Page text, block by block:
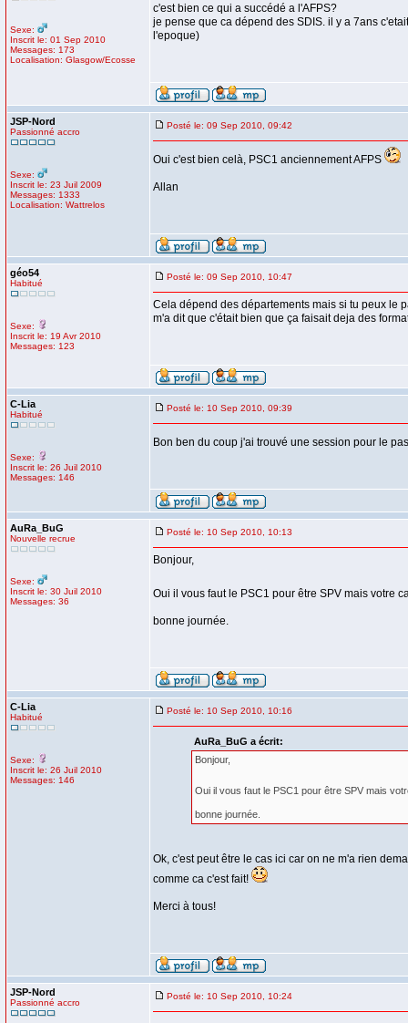
Sexe:
Inscrit le: 01 Sep 2010
Messages: 173
Localisation: Glasgow/Ecosse
c'est bien ce qui a succédé a l'AFPS?
je pense que ca dépend des SDIS. il y a 7ans
l'epoque)
JSP-Nord
Passionné accro
Sexe:
Inscrit le: 23 Juil 2009
Messages: 1333
Localisation: Wattrelos
Posté le: 09 Sep 2010, 09:42
Oui c'est bien celà, PSC1 anciennement AFPS
Allan
géo54
Habitué
Sexe:
Inscrit le: 19 Avr 2010
Messages: 123
Posté le: 09 Sep 2010, 10:47
Cela dépend des départements mais si tu peux le
m'a dit que c'était bien que ça faisait deja des
C-Lia
Habitué
Sexe:
Inscrit le: 26 Juil 2010
Messages: 146
Posté le: 10 Sep 2010, 09:39
Bon ben du coup j'ai trouvé une session pour le
AuRa_BuG
Nouvelle recrue
Sexe:
Inscrit le: 30 Juil 2010
Messages: 36
Posté le: 10 Sep 2010, 10:13
Bonjour,
Oui il vous faut le PSC1 pour être SPV mais votre
bonne journée.
C-Lia
Habitué
Sexe:
Inscrit le: 26 Juil 2010
Messages: 146
Posté le: 10 Sep 2010, 10:16
AuRa_BuG a écrit:
Bonjour,
Oui il vous faut le PSC1 pour être SPV mais
bonne journée.
Ok, c'est peut être le cas ici car on ne m'a rien
comme ca c'est fait!
Merci à tous!
JSP-Nord
Passionné accro
Posté le: 10 Sep 2010, 10:24